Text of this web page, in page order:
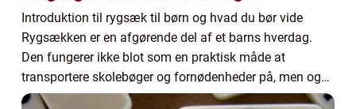
Introduktion til rygsæk til børn og hvad du bør vide
Rygsækken er en afgørende del af et barns hverdag.
Den fungerer ikke blot som en praktisk måde at
transportere skolebøger og fornødenheder på, men også
som et stærkt udtryk for barnets personlige s...